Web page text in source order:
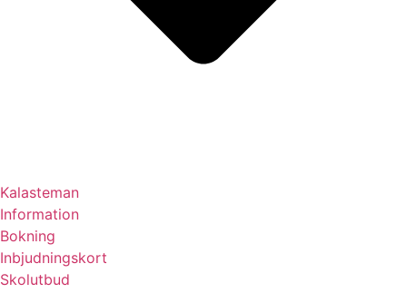
Kalasteman
Information
Bokning
Inbjudningskort
Skolutbud